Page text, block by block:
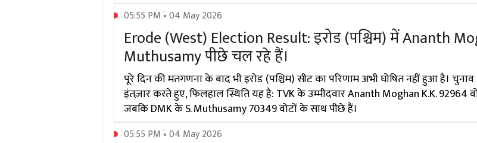
05:55 PM • 04 May 2026
Erode (West) Election Result: इरोड (पश्चिम) में Ananth
Muthusamy पीछे चल रहे हैं।
पूरे दिन की मतगणना के बाद भी इरोड (पश्चिम) सीट का परिणाम अभी घोषित नहीं हुआ है।
इंतज़ार करते हुए, फिलहाल स्थिति यह है: TVK के उम्मीदवार Ananth Moghan K.K.
जबकि DMK के S. Muthusamy 70349 वोटों के साथ पीछे हैं।
05:55 PM • 04 May 2026